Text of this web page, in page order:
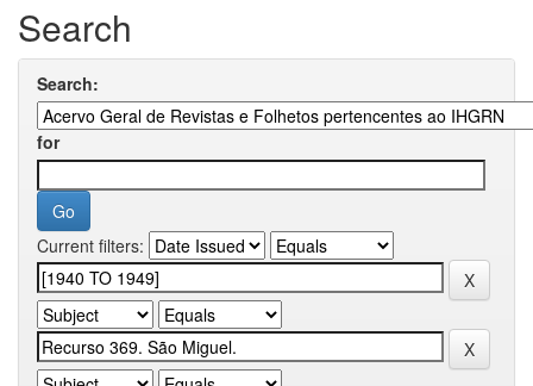
Search
Search:
for
Current filters: